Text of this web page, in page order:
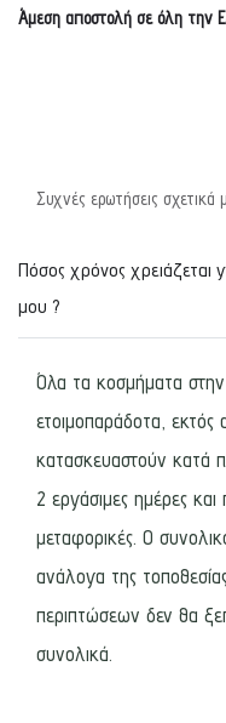
Άμεση αποστολή σε όλη την
Συχνές ερωτήσεις σχετικά
Πόσος χρόνος χρειάζεται
μου ?
Όλα τα κοσμήματα στην
ετοιμοπαράδοτα,
κατασκευαστούν κατά
2 εργάσιμες ημέρες και
μεταφορικές. Ο
ανάλογα της
περιπτώσεων δεν θα
συνολικά.